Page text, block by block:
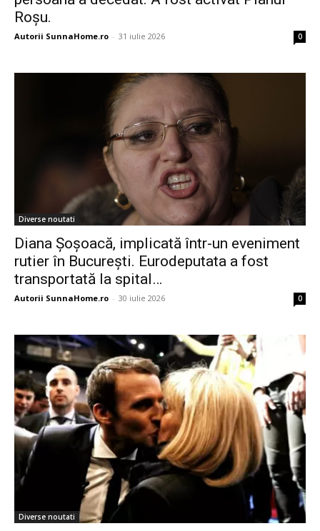
Roșu.
Autorii SunnaHome.ro - 31 iulie 2026 0
Diverse noutati
Diana Șoșoacă, implicată într-un eveniment
rutier în București. Eurodeputata a fost
transportată la spital…
Autorii SunnaHome.ro - 30 iulie 2026 0
Diverse noutati